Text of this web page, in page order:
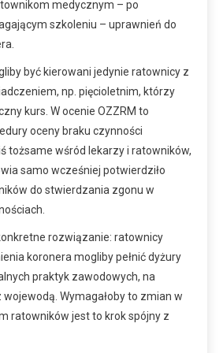
medycznym – po
szkoleniu – uprawnień do
być kierowani jedynie ratownicy z
np. pięcioletnim, którzy
kurs. W ocenie OZZRM to
oceny braku czynności
tożsame wśród lekarzy i ratowników,
samo wcześniej potwierdziło
do stwierdzania zgonu w
rozwiązanie: ratownicy
koronera mogliby pełnić dyżury
praktyk zawodowych, na
Wymagałoby to zmian w
ratowników jest to krok spójny z